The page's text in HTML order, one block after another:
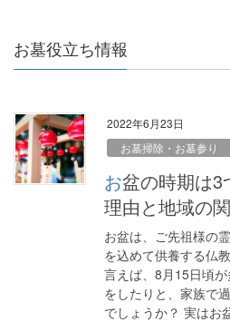
お墓役立ち情報
2022年6月23日
お墓掃除・お墓参り
お盆の時期は3つある！？分かれた
理由と地域の
お盆は、ご先祖様の
を込めて供養する仏
言えば、8月15日頃
をしたりと、家族で
でしょうか？ 実は